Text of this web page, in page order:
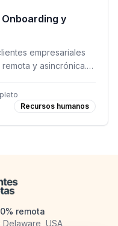
y
empresariales
y asincrónica.
Recursos humanos
remota
Delaware, USA